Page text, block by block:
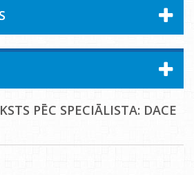
PĒC SPECIĀLISTA: DACE